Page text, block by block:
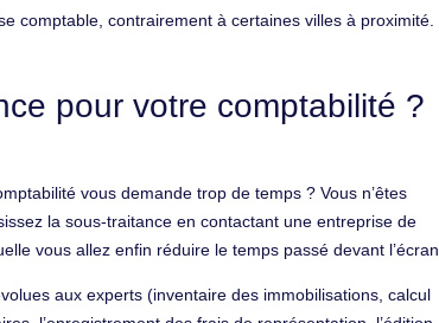
comptable, contrairement à certaines villes à proximité.
pour votre comptabilité ?
vous demande trop de temps ? Vous n’êtes
la sous-traitance en contactant une entreprise de
vous allez enfin réduire le temps passé devant l’écran.
aux experts (inventaire des immobilisations, calcul